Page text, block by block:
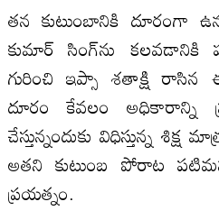
తన కుటుంబానికి దూరంగా
కుమార్ సింగ్‌ను కలవడానికి
గురించి ఇప్సా శతాక్షి
దూరం కేవలం అధికారాన్ని
చేస్తున్నందుకు విధిస్తున్న
అతని కుటుంబ పోరాట
ప్రయత్నం.